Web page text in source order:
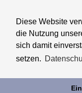
Diese Website
die Nutzung
sich damit
setzen.